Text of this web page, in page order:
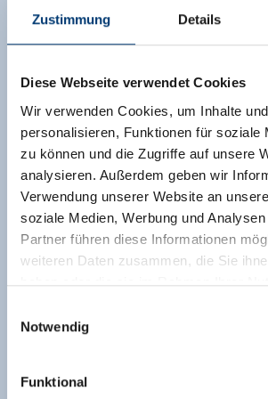
Zustimmung Details
Diese Webseite verwendet Cookies
Wir verwenden Cookies, um Inhalte
personalisieren, Funktionen für soziale
zu können und die Zugriffe auf unsere
analysieren. Außerdem geben wir
Verwendung unserer Website an
soziale Medien, Werbung und
Partner führen diese Informationen
weiteren Daten zusammen, die Sie
haben oder die sie im Rahmen Ihrer
Rohr 23// A-6280 Zell am Ziller
Notwendig
Funktional
more details
Panoramaalm, Bergrestaurant
5742 Wald im Pinzgau